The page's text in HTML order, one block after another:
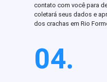
contato com você para
coletará seus dados e
dos crachas em Rio
04.